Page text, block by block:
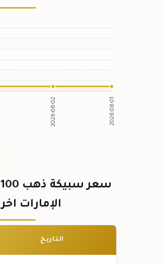
2026-08-02 2026-08-01
الإمارات اخر 7 أيام
التاريخ